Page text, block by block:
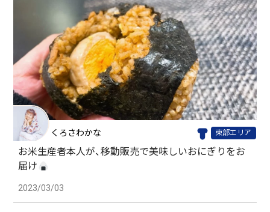
くろさわかな 東部エリア
お米生産者本人が、移動販売で美味しいおにぎりをお
届け
2023/03/03